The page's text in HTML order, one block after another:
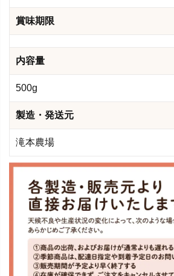
賞味期限
内容量
500g
製造・発送元
滝本農場